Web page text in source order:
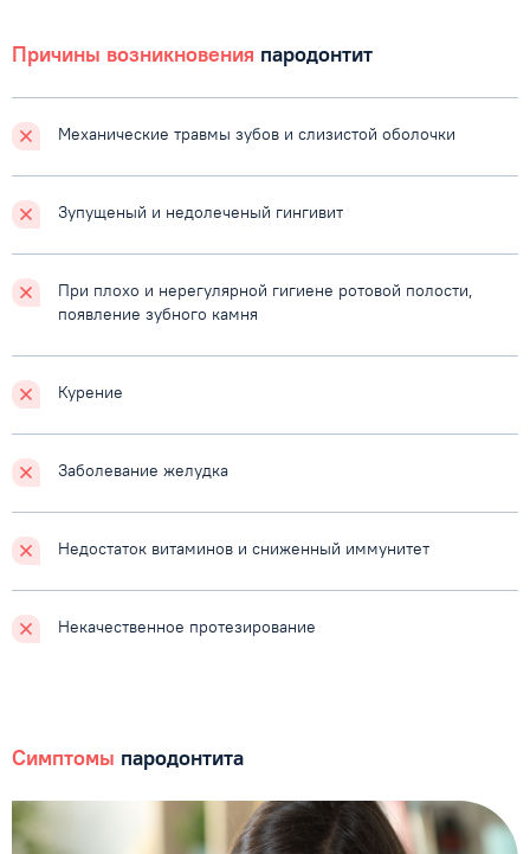
Причины возникновения пародонтит
Механические травмы зубов и слизистой оболочки
Зупущеный и недолеченый гингивит
При плохо и нерегулярной гигиене ротовой полости,
появление зубного камня
Курение
Заболевание желудка
Недостаток витаминов и сниженный иммунитет
Некачественное протезирование
Симптомы пародонтита